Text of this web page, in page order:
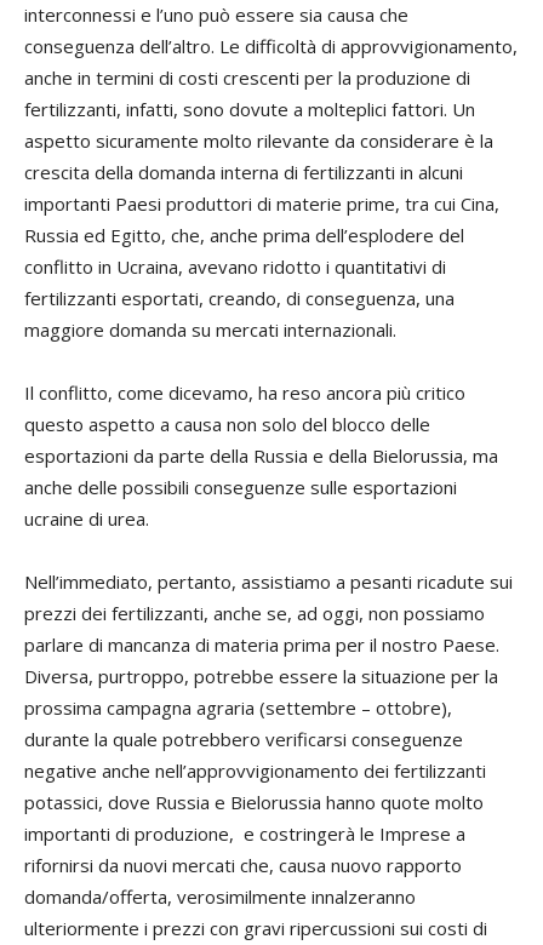
interconnessi e l’uno può essere sia causa che
conseguenza dell’altro. Le difficoltà di approvvigionamento,
anche in termini di costi crescenti per la produzione di
fertilizzanti, infatti, sono dovute a molteplici fattori. Un
aspetto sicuramente molto rilevante da considerare è la
crescita della domanda interna di fertilizzanti in alcuni
importanti Paesi produttori di materie prime, tra cui Cina,
Russia ed Egitto, che, anche prima dell’esplodere del
conflitto in Ucraina, avevano ridotto i quantitativi di
fertilizzanti esportati, creando, di conseguenza, una
maggiore domanda su mercati internazionali.
Il conflitto, come dicevamo, ha reso ancora più critico
questo aspetto a causa non solo del blocco delle
esportazioni da parte della Russia e della Bielorussia, ma
anche delle possibili conseguenze sulle esportazioni
ucraine di urea.
Nell’immediato, pertanto, assistiamo a pesanti ricadute sui
prezzi dei fertilizzanti, anche se, ad oggi, non possiamo
parlare di mancanza di materia prima per il nostro Paese.
Diversa, purtroppo, potrebbe essere la situazione per la
prossima campagna agraria (settembre – ottobre),
durante la quale potrebbero verificarsi conseguenze
negative anche nell’approvvigionamento dei fertilizzanti
potassici, dove Russia e Bielorussia hanno quote molto
importanti di produzione, e costringerà le Imprese a
rifornirsi da nuovi mercati che, causa nuovo rapporto
domanda/offerta, verosimilmente innalzeranno
ulteriormente i prezzi con gravi ripercussioni sui costi di